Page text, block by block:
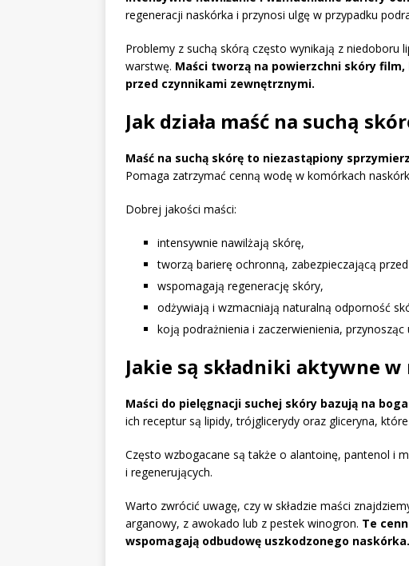
regeneracji naskórka i przynosi ulgę w przypadku
Problemy z suchą skórą często wynikają z niedoboru
warstwę. Maści tworzą na powierzchni skóry
przed czynnikami zewnętrznymi.
Jak działa maść na suchą
Maść na suchą skórę to niezastąpiony
Pomaga zatrzymać cenną wodę w komórkach
Dobrej jakości maści:
intensywnie nawilżają skórę,
tworzą barierę ochronną, zabezpieczającą
wspomagają regenerację skóry,
odżywiają i wzmacniają naturalną odporność
koją podrażnienia i zaczerwienienia,
Jakie są składniki aktywne
Maści do pielęgnacji suchej skóry bazują na
ich receptur są lipidy, trójglicerydy oraz gliceryna,
Często wzbogacane są także o alantoinę, pantenol i
i regenerujących.
Warto zwrócić uwagę, czy w składzie maści
arganowy, z awokado lub z pestek winogron. Te
wspomagają odbudowę uszkodzonego naskórka.